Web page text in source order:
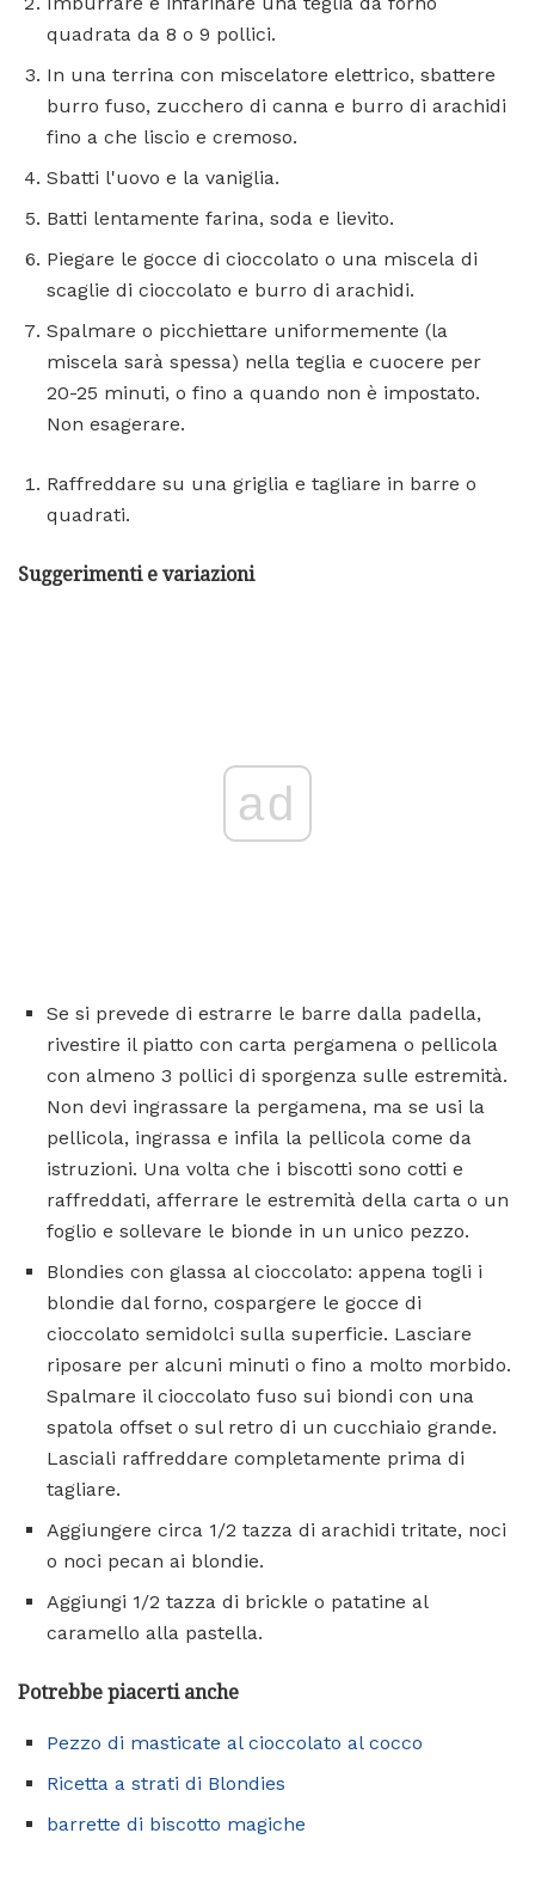
quadrata da 8 o 9 pollici.
In una terrina con miscelatore elettrico, sbattere
burro fuso, zucchero di canna e burro di arachidi
fino a che liscio e cremoso.
Sbatti l'uovo e la vaniglia.
Batti lentamente farina, soda e lievito.
Piegare le gocce di cioccolato o una miscela di
scaglie di cioccolato e burro di arachidi.
Spalmare o picchiettare uniformemente (la
miscela sarà spessa) nella teglia e cuocere per
20-25 minuti, o fino a quando non è impostato.
Non esagerare.
Raffreddare su una griglia e tagliare in barre o
quadrati.
Suggerimenti e variazioni
ad
Se si prevede di estrarre le barre dalla padella,
rivestire il piatto con carta pergamena o pellicola
con almeno 3 pollici di sporgenza sulle estremità.
Non devi ingrassare la pergamena, ma se usi la
pellicola, ingrassa e infila la pellicola come da
istruzioni. Una volta che i biscotti sono cotti e
raffreddati, afferrare le estremità della carta o un
foglio e sollevare le bionde in un unico pezzo.
Blondies con glassa al cioccolato: appena togli i
blondie dal forno, cospargere le gocce di
cioccolato semidolci sulla superficie. Lasciare
riposare per alcuni minuti o fino a molto morbido.
Spalmare il cioccolato fuso sui biondi con una
spatola offset o sul retro di un cucchiaio grande.
Lasciali raffreddare completamente prima di
tagliare.
Aggiungere circa 1/2 tazza di arachidi tritate, noci
o noci pecan ai blondie.
Aggiungi 1/2 tazza di brickle o patatine al
caramello alla pastella.
Potrebbe piacerti anche
Pezzo di masticate al cioccolato al cocco
Ricetta a strati di Blondies
barrette di biscotto magiche